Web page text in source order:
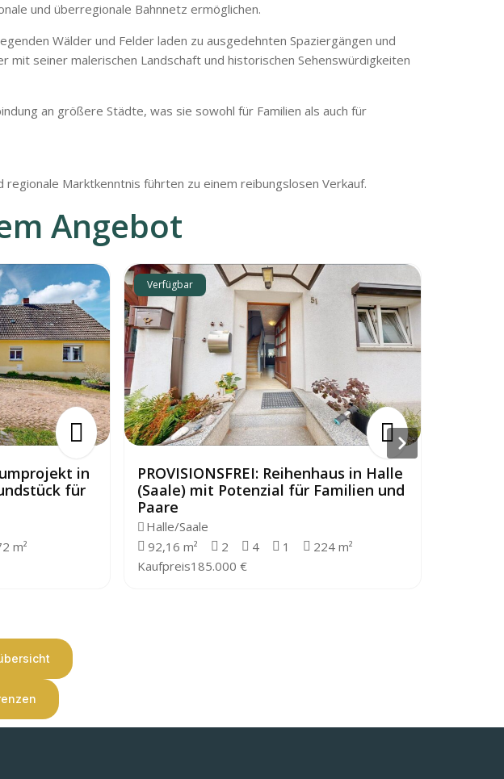
und überregionale Bahnnetz ermöglichen.
Wälder und Felder laden zu ausgedehnten Spaziergängen und
seiner malerischen Landschaft und historischen Sehenswürdigkeiten
an größere Städte, was sie sowohl für Familien als auch für
Marktkenntnis führten zu einem reibungslosen Verkauf.
Angebot
in
für
m²
Verfügbar
PROVISIONSFREI: Reihenhaus in Halle
(Saale) mit Potenzial für Familien und
Paare
Halle/Saale
92,16 m²
2 4 1
224 m²
Kaufpreis185.000 €